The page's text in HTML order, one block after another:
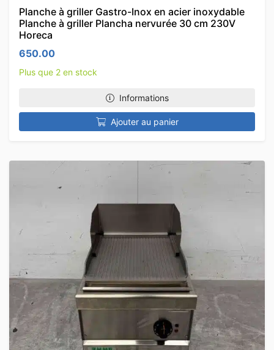
Planche à griller Gastro-Inox en acier inoxydable
Planche à griller Plancha nervurée 30 cm 230V
Horeca
650.00
Plus que 2 en stock
Informations
Ajouter au panier